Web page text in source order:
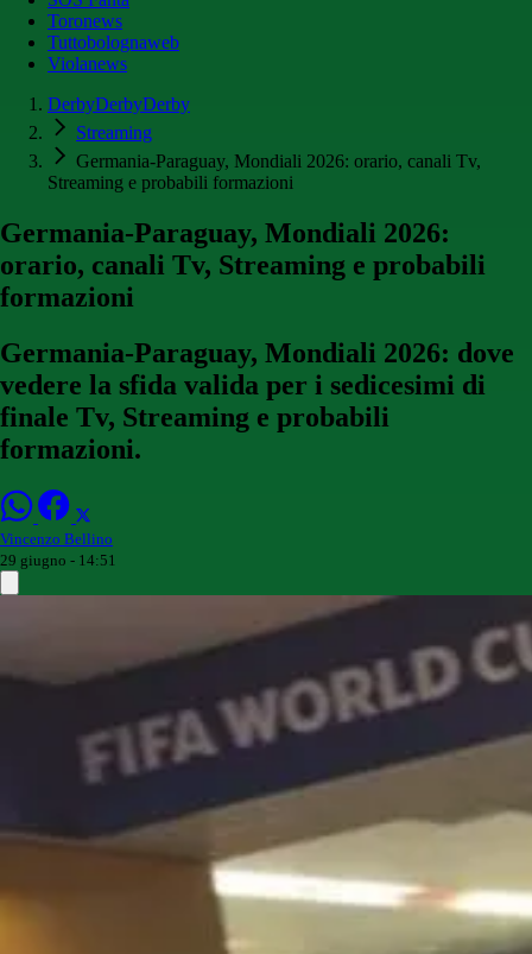
Toronews
Tuttobolognaweb
Violanews
DerbyDerbyDerby
Streaming
Germania-Paraguay, Mondiali 2026: orario, canali Tv,
Streaming e probabili formazioni
Germania-Paraguay, Mondiali 2026:
orario, canali Tv, Streaming e probabili
formazioni
Germania-Paraguay, Mondiali 2026: dove
vedere la sfida valida per i sedicesimi di
finale Tv, Streaming e probabili
formazioni.
Vincenzo Bellino
29 giugno - 14:51